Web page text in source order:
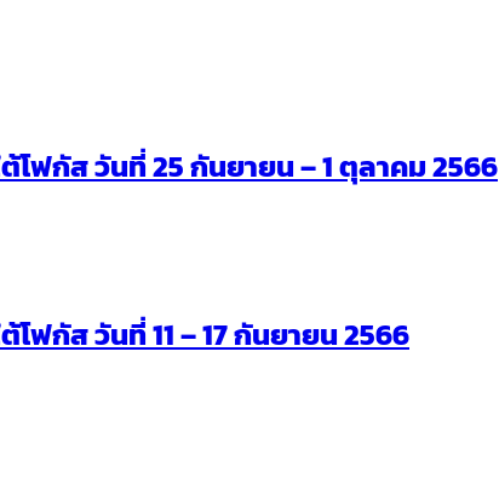
ฟกัส วันที่ 25 กันยายน – 1 ตุลาคม 2566
ฟกัส วันที่ 11 – 17 กันยายน 2566